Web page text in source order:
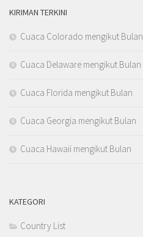
KIRIMAN TERKINI
Cuaca Colorado mengikut Bulan
Cuaca Delaware mengikut Bulan
Cuaca Florida mengikut Bulan
Cuaca Georgia mengikut Bulan
Cuaca Hawaii mengikut Bulan
KATEGORI
Country List